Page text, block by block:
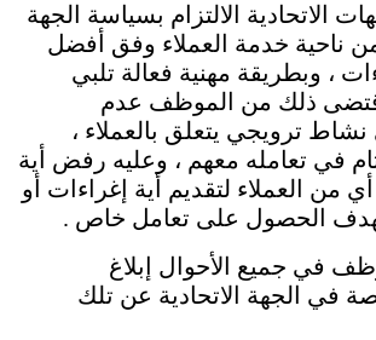
الاتحادية الالتزام بسياسة الجهة
من ناحية خدمة العملاء وفق أفضل
، وبطريقة مهنية فعالة تلبي
اقتضى ذلك من الموظف عدم
ترويجي يتعلق بالعملاء ،
في تعامله معهم ، وعليه رفض أية
من العملاء لتقديم أية إغراءات أو
الحصول على تعامل خاص .
في جميع الأحوال إبلاغ
في الجهة الاتحادية عن تلك